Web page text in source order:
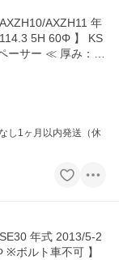
AXZH11 年
5H 60Φ 】 KS
ーサー ≪ 厚み：1
し1ヶ月以内発送（休
年式 2013/5-2
ボルト車不可 】